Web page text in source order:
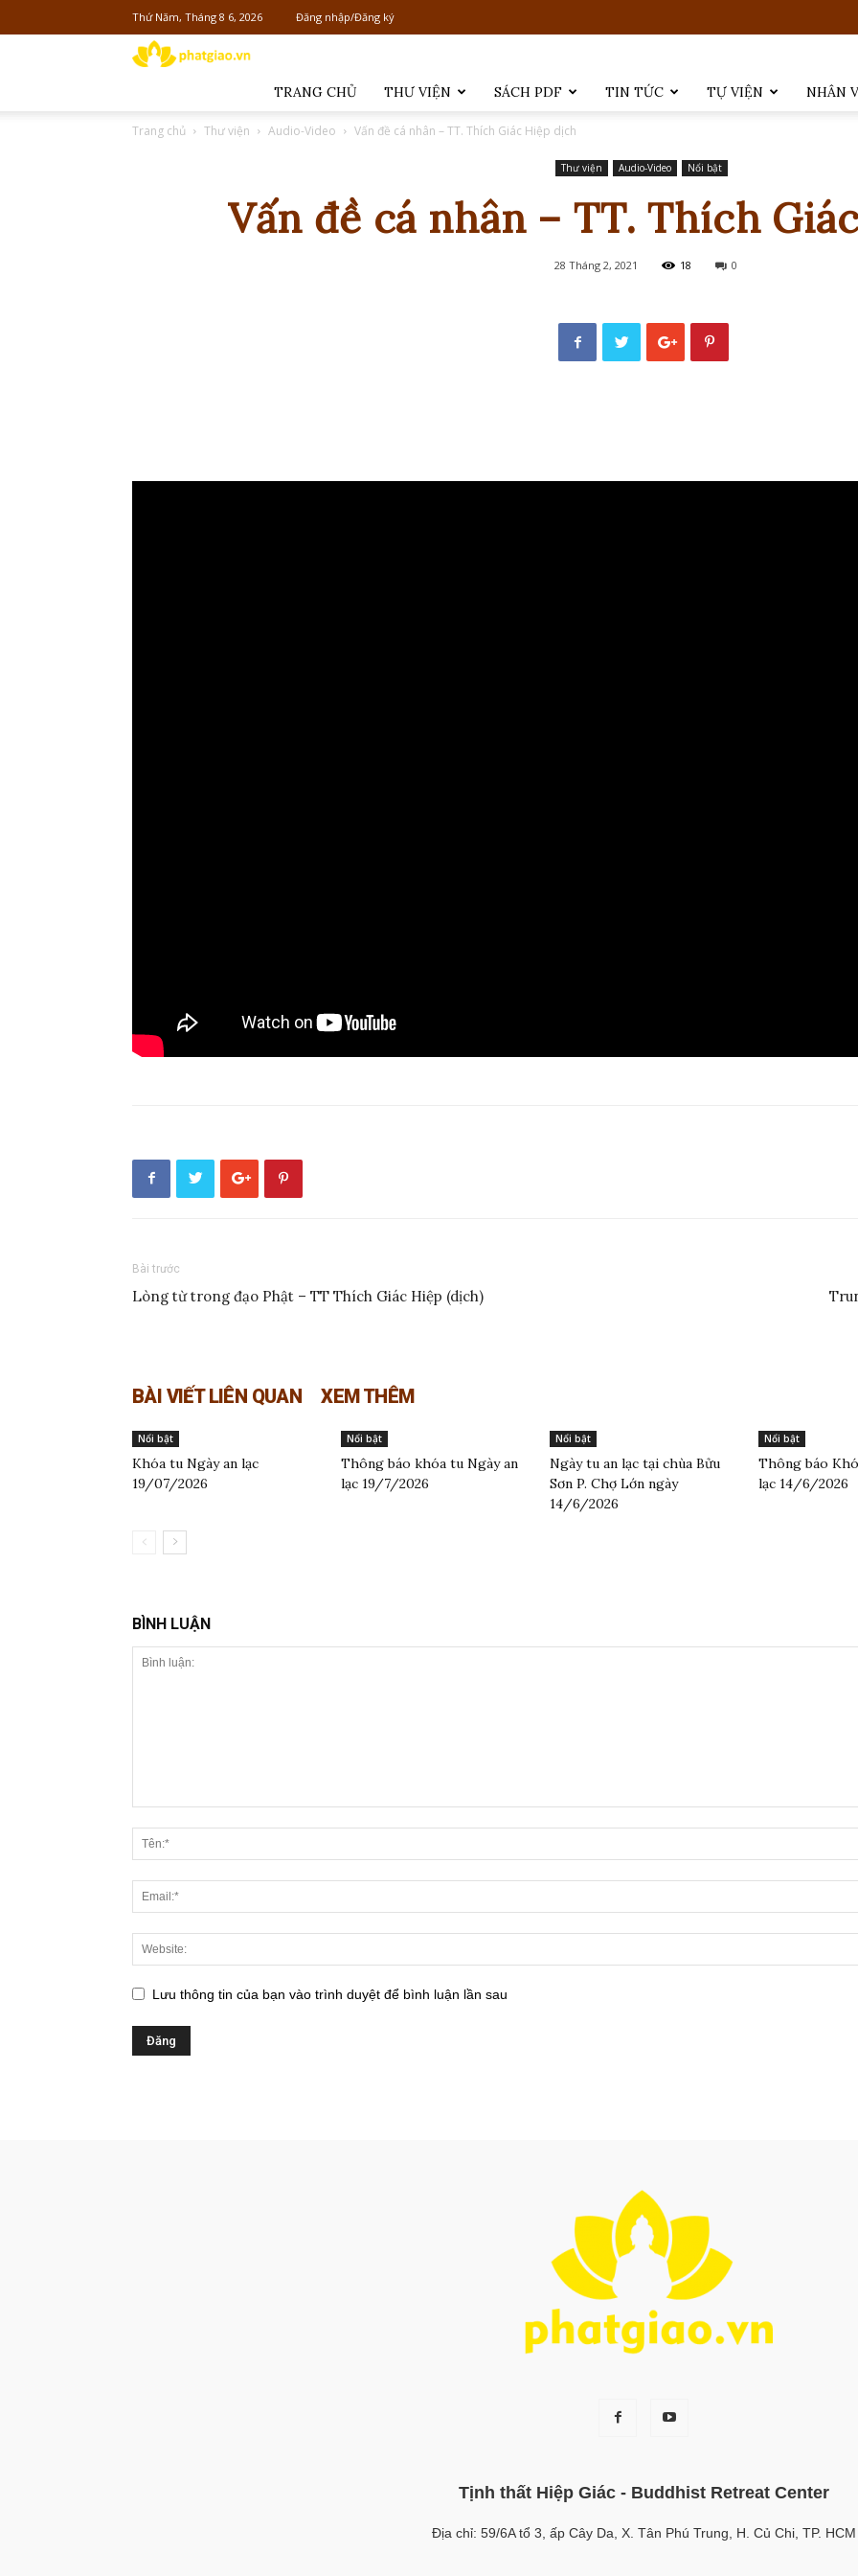
Thứ Năm, Tháng 8 6, 2026 Đăng nhập/Đăng ký
giáo
Việt
TRANG CHỦ THƯ VIỆN SÁCH PDF TIN TỨC TỰ VIỆN NHÂN
Trang chủ Thư viện Audio-Video Vấn đề cá nhân – TT. Thích Giác Hiệp dịch
Thư viện Audio-Video Nổi bật
Vấn đề cá nhân – TT. Thích
28 Tháng 2, 2021 18 0
Bài trước
Lòng từ trong đạo Phật – TT Thích Giác Hiệp (dịch)
BÀI VIẾT LIÊN QUAN XEM THÊM
Nổi bật
Khóa tu Ngày an lạc
19/07/2026
Nổi bật
Thông báo khóa tu Ngày an
lạc 19/7/2026
Nổi bật
Ngày tu an lạc tại chùa Bửu
Sơn P. Chợ Lớn ngày
14/6/2026
Nổi bật
Thông báo
lạc 14/6/2026
BÌNH LUẬN
Lưu thông tin của bạn vào trình duyệt để bình luận lần sau
Tịnh thất Hiệp Giác - Buddhist Retreat Center
Địa chỉ: 59/6A tổ 3, ấp Cây Da, X. Tân Phú Trung, H. Củ Chi, TP. HCM